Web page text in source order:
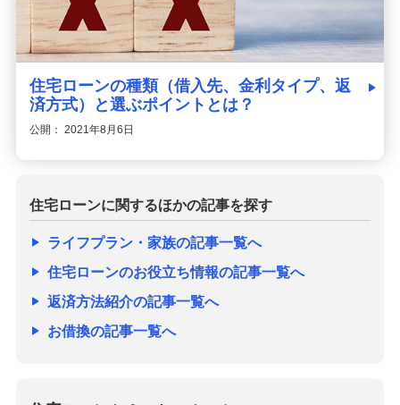
住宅ローンの種類（借入先、金利タイプ、返
済方式）と選ぶポイントとは？
公開： 2021年8月6日
住宅ローンに関するほかの記事を探す
ライフプラン・家族の記事一覧へ
住宅ローンのお役立ち情報の記事一覧へ
返済方法紹介の記事一覧へ
お借換の記事一覧へ